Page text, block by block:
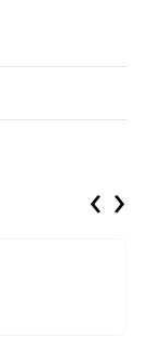
‹ ›